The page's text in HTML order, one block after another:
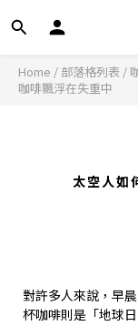
Home / 部落格列表 /
咖啡飄浮在失重中
太空人如
對許多人來說，早
杯咖啡則是「地球